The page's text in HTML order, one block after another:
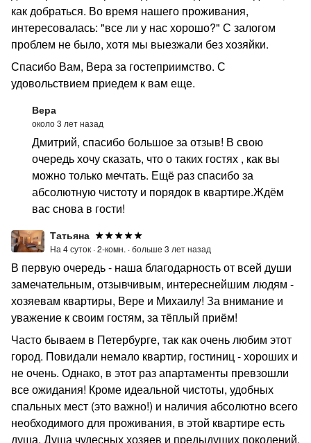
как добраться. Во время нашего проживания,
интересовалась: "все ли у нас хорошо?" С залогом
проблем не было, хотя мы выезжали без хозяйки.
Спасибо Вам, Вера за гостеприимство. С
удовольствием приедем к вам еще.
Вера
около 3 лет назад
Дмитрий, спасибо большое за отзыв! В свою
очередь хочу сказать, что о таких гостях , как вы
можно только мечтать. Ещё раз спасибо за
абсолютную чистоту и порядок в квартире.Ждём
вас снова в гости!
Татьяна
На 4 суток ·2-комн. ·больше 3 лет назад
В первую очередь - наша благодарность от всей души
замечательным, отзывчивым, интереснейшим людям -
хозяевам квартиры, Вере и Михаилу! За внимание и
уважение к своим гостям, за тёплый приём!
Часто бываем в Петербурге, так как очень любим этот
город. Повидали немало квартир, гостиниц - хороших и
не очень. Однако, в этот раз апартаменты превзошли
все ожидания! Кроме идеальной чистоты, удобных
спальных мест (это важно!) и наличия абсолютно всего
необходимого для проживания, в этой квартире есть
душа. Душа чудесных хозяев и предыдущих поколений.